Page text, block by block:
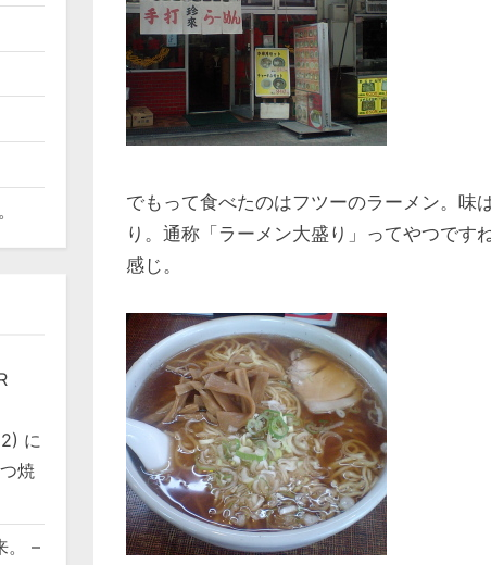
でもって食べたのはフツーのラーメン。味
り。通称「ラーメン大盛り」ってやつです
感じ。
に
焼
。 –